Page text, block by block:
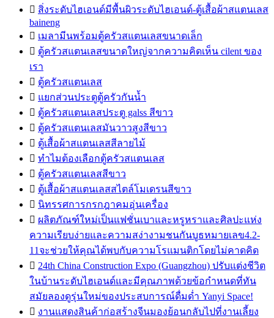
 สิ่งระดับไฮเอนด์มีพื้นผิวระดับไฮเอนด์-ตู้เสื้อผ้าสแตนเลส
baineng
 เมลามีนพร้อมตู้ครัวสแตนเลสขนาดเล็ก
 ตู้ครัวสแตนเลสขนาดใหญ่จากความคิดเห็น cilent ของ
เรา
 ตู้ครัวสแตนเลส
 แยกส่วนประตูตู้ครัวกันน้ำ
 ตู้ครัวสแตนเลสประตู galss สีขาว
 ตู้ครัวสแตนเลสมันวาวสูงสีขาว
 ตู้เสื้อผ้าสแตนเลสสีลายไม้
 ทำไมต้องเลือกตู้ครัวสแตนเลส
 ตู้ครัวสแตนเลสสีขาว
 ตู้เสื้อผ้าสแตนเลสสไตล์โมเดรนสีขาว
 นิทรรศการกรกฎาคมอุ่นเครื่อง
 ผลิตภัณฑ์ใหม่เป็นแฟชั่นเบาและหรูหราและศิลปะแห่ง
ความเรียบง่ายและความสง่างามชนกันบูธหมายเลข4.2-
11จะช่วยให้คุณได้พบกับความโรแมนติกโดยไม่คาดคิด
 24th China Construction Expo (Guangzhou) ปรับแต่งชีวิต
ในบ้านระดับไฮเอนด์และมีคุณภาพด้วยข้อกำหนดที่ทัน
สมัยลองดูรุ่นใหม่ของประสบการณ์ดื่มด่ำ Yanyi Space!
 งานแสดงสินค้าก่อสร้างจีนมองย้อนกลับไปที่งานเลี้ยง